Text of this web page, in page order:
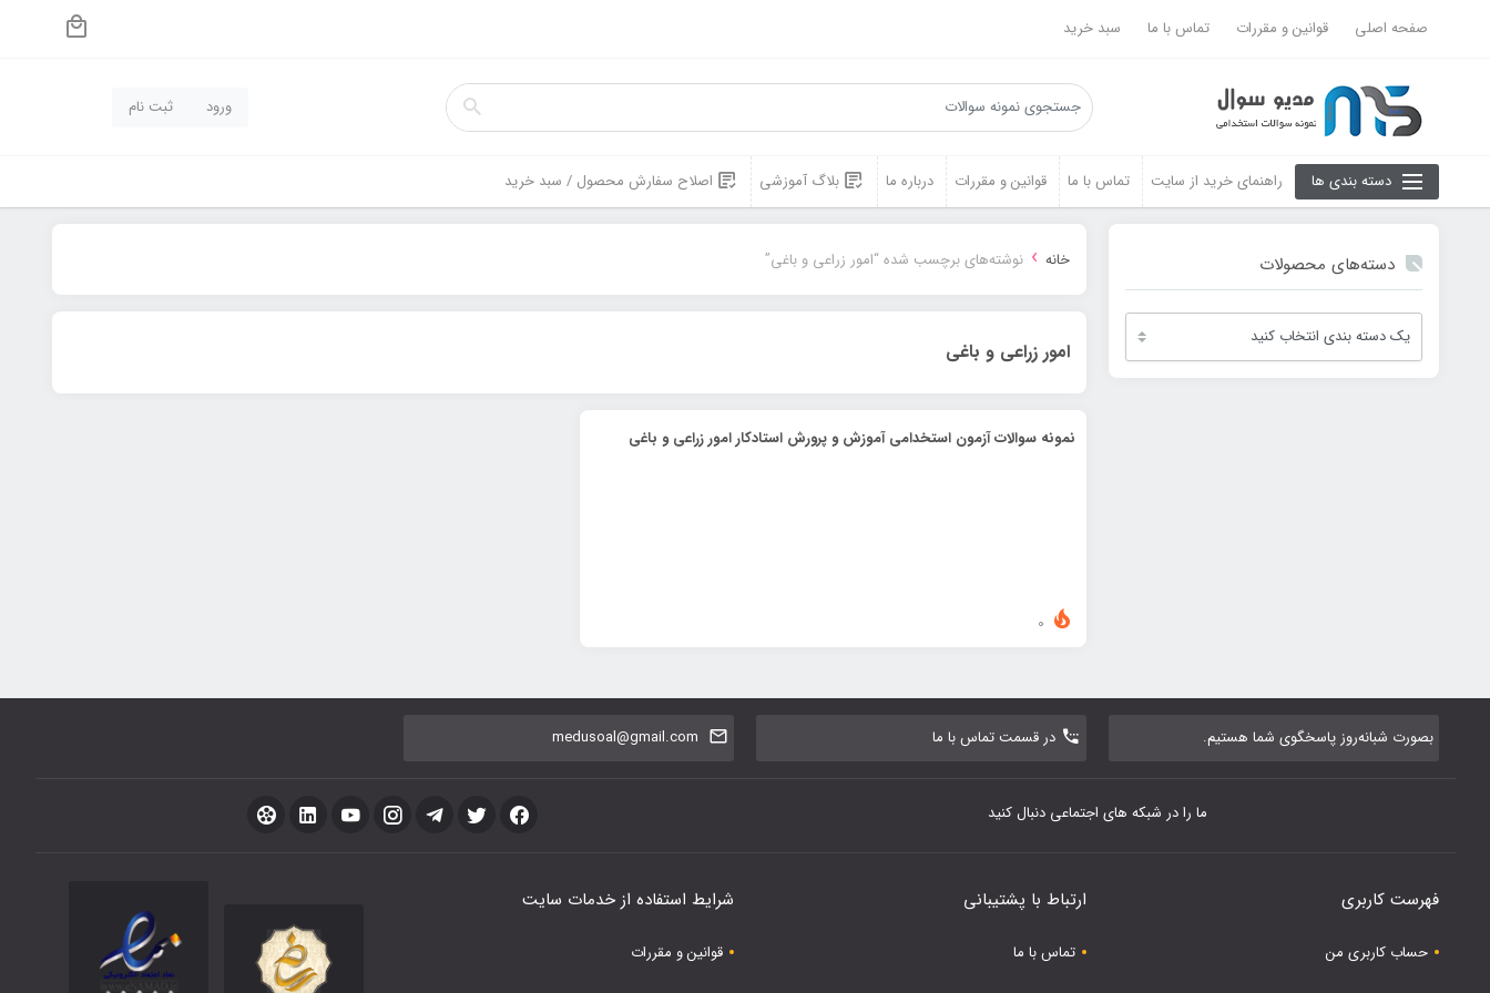
صفحه اصلی قوانین و مقررات تماس با ما سبد خرید
ورود ثبت نام
دسته بندی ها راهنمای خرید از سایت تماس با ما قوانین و مقررات درباره ما بلاگ آموزشی اصلاح سفارش محصول / سبد خرید
دسته‌های محصولات خانه › نوشته‌های برچسب شده “امور زراعی و باغی”
امور زراعی و باغی
نمونه سوالات آزمون استخدامی آموزش و پرورش استادکار امور زراعی و باغی
بصورت شبانه‌روز پاسخگوی شما هستیم. در قسمت تماس با ما medusoal@gmail.com
ما را در شبکه های اجتماعی دنبال کنید
فهرست کاربری
حساب کاربری من
ارتباط با پشتیبانی
تماس با ما
شرایط استفاده از خدمات سایت
قوانین و مقررات